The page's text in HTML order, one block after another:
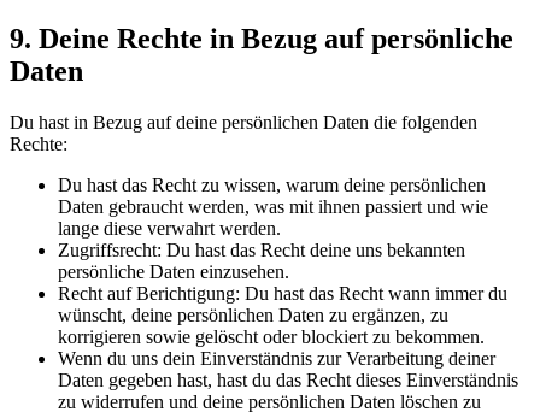
9. Deine Rechte in Bezug auf persönliche
Daten
Du hast in Bezug auf deine persönlichen Daten die folgenden
Rechte:
Du hast das Recht zu wissen, warum deine persönlichen
Daten gebraucht werden, was mit ihnen passiert und wie
lange diese verwahrt werden.
Zugriffsrecht: Du hast das Recht deine uns bekannten
persönliche Daten einzusehen.
Recht auf Berichtigung: Du hast das Recht wann immer du
wünscht, deine persönlichen Daten zu ergänzen, zu
korrigieren sowie gelöscht oder blockiert zu bekommen.
Wenn du uns dein Einverständnis zur Verarbeitung deiner
Daten gegeben hast, hast du das Recht dieses Einverständnis
zu widerrufen und deine persönlichen Daten löschen zu